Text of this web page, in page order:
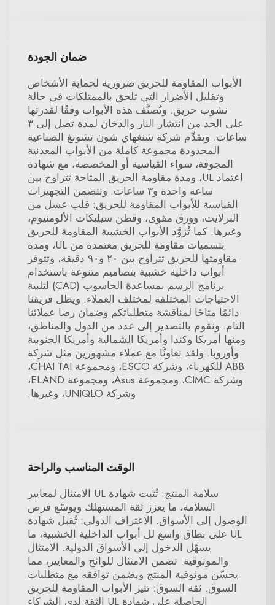
ضمان الجودة
الأبواب المقاومة للحريق ضرورية لحماية الأشخاص
وتقليل الأضرار التي تلحق بالممتلكات في حالة
نشوب حريق. وتُصنَّف هذه الأبواب وفقًا لقدرتها
على الحد من انتشار النار والدخان لمدة تصل إلى ٣
ساعات. وتقدِّم شركة شنغهاي شون تشونغ الصناعية
المحدودة مجموعة كاملة من الأبواب المعدنية
المجوفة، سواء القياسية أو المخصصة، مع شهادة
اعتماد UL، ومدة مقاومة الحريق المتاحة تتراوح بين
ساعة واحدة و٣ ساعات. وتتضمن التجهيزات
القياسية للأبواب المقاومة للحريق: قلب عسل من
البرلايت، وورق مقوى، وقطن سيليكات الألومنيوم،
وغيرها. كما تُزوَّد الأبواب الخشبية المقاومة للحريق
بتسميات مقاومة للحريق معتمدة من UL، ومدة
مقاومتها للحريق تتراوح بين ٢٠ و٩٠ دقيقة، وتتوفر
أبواب داخلية خشبية بتصاميم متنوعة باستخدام
برنامج الرسم بمساعدة الحاسوب (CAD) لتلبية
الاحتياجات المختلفة لمختلف العملاء. ويظل فريقنا
دائمًا متاحًا لمناقشة متطلباتكم وضمان رضا عملائنا
التام. ونقوم بالتصدير إلى عدد من الدول والمناطق،
ومنها أمريكا وكندا وأمريكا الشمالية وأمريكا الجنوبية
وأوروبا. ولقد تعاونَّا مع عملاء مشهورين مثل شركة
ABB للكهرباء، وشركة ESCO، ومجموعة CHAI TAI،
وشركة CIMC، ومجموعة Asus، ومجموعة ELAND،
وشركة UNIQLO، وغيرها.
الوقت المناسب والراحة
سلامة المنتج: تُثبت شهادة UL الامتثال لمعايير
السلامة، ما يعزز ثقة المستهلك ويوسّع فرص
الوصول إلى الأسواق. الاعتراف الدولي: تُقبل شهادة
UL على نطاق واسع لل أبواب الداخلية الخشبية، ما
يسهّل الدخول إلى الأسواق الدولية. الامتثال
والموثوقية: تضمن الامتثال للوائح والمعايير، مما
يحسّن موثوقية المنتج ويضمن توافقه مع متطلبات
السوق. ثقة السوق: تثير الأبواب المقاومة للحريق
الحاصلة على شهادة UL الثقة لدى الشركاء